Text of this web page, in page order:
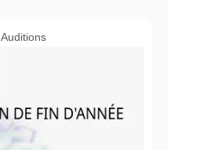
Auditions